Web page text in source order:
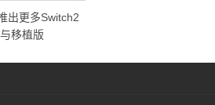
出更多Switch2
移植版